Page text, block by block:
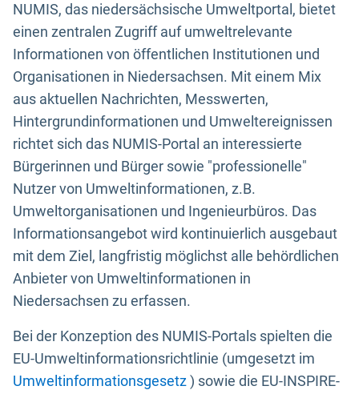
NUMIS, das niedersächsische Umweltportal, bietet
einen zentralen Zugriff auf umweltrelevante
Informationen von öffentlichen Institutionen und
Organisationen in Niedersachsen. Mit einem Mix
aus aktuellen Nachrichten, Messwerten,
Hintergrundinformationen und Umweltereignissen
richtet sich das NUMIS-Portal an interessierte
Bürgerinnen und Bürger sowie "professionelle"
Nutzer von Umweltinformationen, z.B.
Umweltorganisationen und Ingenieurbüros. Das
Informationsangebot wird kontinuierlich ausgebaut
mit dem Ziel, langfristig möglichst alle behördlichen
Anbieter von Umweltinformationen in
Niedersachsen zu erfassen.
Bei der Konzeption des NUMIS-Portals spielten die
EU-Umweltinformationsrichtlinie (umgesetzt im
Umweltinformationsgesetz) sowie die EU-INSPIRE-